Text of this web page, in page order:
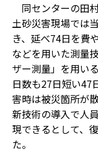
同センターの田
土砂災害現場では
き、延べ74日を費
などを用いた測量
ザー測量」を用い
日数も27日短い47
害時は被災箇所が
新技術の導入で人
現できるとして、
た。